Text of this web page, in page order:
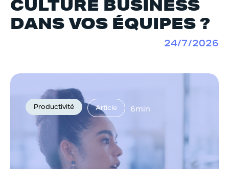
CULTURE BUSINESS
DANS VOS ÉQUIPES ?
24/7/2026
Productivité Article 6min